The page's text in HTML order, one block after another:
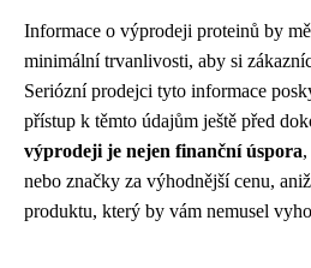
Informace o výprodeji proteinů by
minimální trvanlivosti, aby si
Seriózní prodejci tyto informace
přístup k těmto údajům ještě před
výprodeji je nejen finanční úspora
nebo značky za výhodnější cenu,
produktu, který by vám nemusel